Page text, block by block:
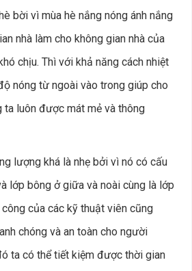
bời vì mùa hè nắng nóng ánh nắng
nhà làm cho không gian nhà của
chịu. Thì với khả năng cách nhiệt
nóng từ ngoài vào trong giúp cho
ta luôn được mát mẻ và thông
lượng khá là nhẹ bởi vì nó có cấu
lớp bông ở giữa và noài cùng là lớp
của các kỹ thuật viên cũng
chóng và an toàn cho người
ta có thể tiết kiệm được thời gian